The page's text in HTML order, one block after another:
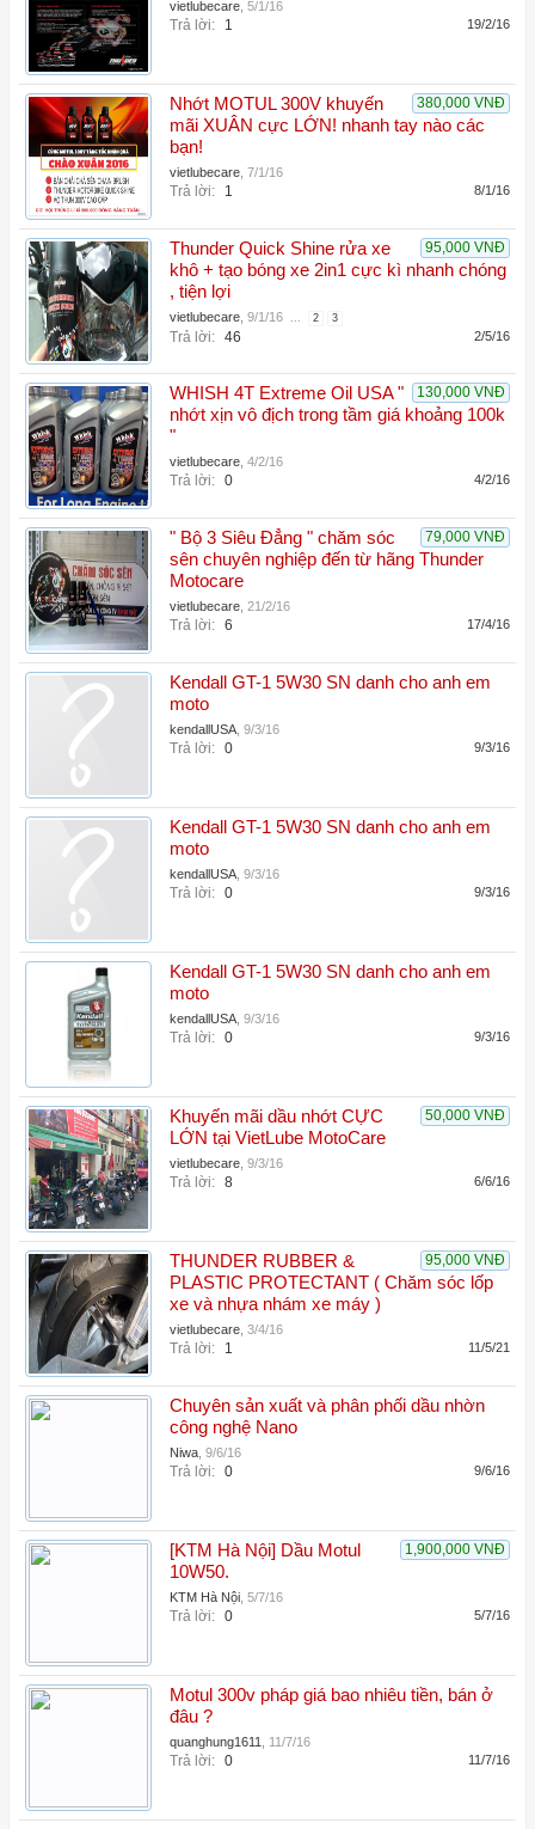
vietlubecare 5/1/16
Trả lời: 1 19/2/16
380,000 VNĐ
Nhớt MOTUL 300V khuyến
mãi XUÂN cực LỚN! nhanh tay nào các
bạn!
vietlubecare 7/1/16
Trả lời: 1 8/1/16
95,000 VNĐ
Thunder Quick Shine rửa xe
khô + tạo bóng xe 2in1 cực kì nhanh chóng
, tiện lợi
vietlubecare 9/1/16 ... 2 3
Trả lời: 46 2/5/16
130,000 VNĐ
WHISH 4T Extreme Oil USA "
nhớt xịn vô địch trong tầm giá khoảng 100k
"
vietlubecare 4/2/16
Trả lời: 0 4/2/16
79,000 VNĐ
" Bộ 3 Siêu Đẳng " chăm sóc
sên chuyên nghiệp đến từ hãng Thunder
Motocare
vietlubecare 21/2/16
Trả lời: 6 17/4/16
Kendall GT-1 5W30 SN danh cho anh em
moto
kendallUSA 9/3/16
Trả lời: 0 9/3/16
Kendall GT-1 5W30 SN danh cho anh em
moto
kendallUSA 9/3/16
Trả lời: 0 9/3/16
Kendall GT-1 5W30 SN danh cho anh em
moto
kendallUSA 9/3/16
Trả lời: 0 9/3/16
50,000 VNĐ
Khuyến mãi dầu nhớt CỰC
LỚN tại VietLube MotoCare
vietlubecare 9/3/16
Trả lời: 8 6/6/16
95,000 VNĐ
THUNDER RUBBER &
PLASTIC PROTECTANT ( Chăm sóc lốp
xe và nhựa nhám xe máy )
vietlubecare 3/4/16
Trả lời: 1 11/5/21
Chuyên sản xuất và phân phối dầu nhờn
công nghệ Nano
Niwa 9/6/16
Trả lời: 0 9/6/16
1,900,000 VNĐ
[KTM Hà Nội] Dầu Motul
10W50.
KTM Hà Nội 5/7/16
Trả lời: 0 5/7/16
Motul 300v pháp giá bao nhiêu tiền, bán ở
đâu ?
quanghung1611 11/7/16
Trả lời: 0 11/7/16